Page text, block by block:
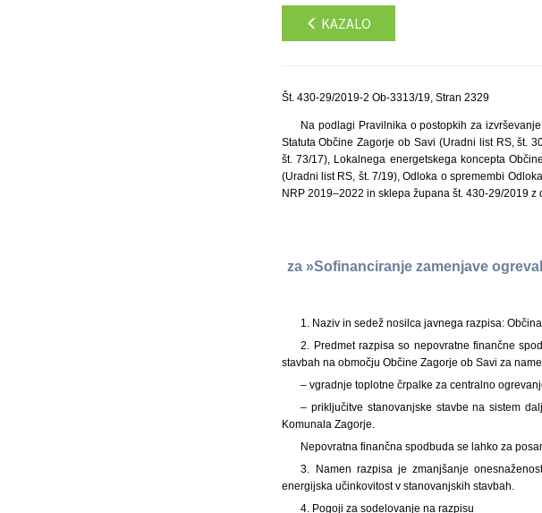
KAZALO
Št. 430-29/2019-2 Ob-3313/19, Stran 2329
Na podlagi Pravilnika o postopkih za
Statuta Občine Zagorje ob Savi (Uradni list RS, št.
št. 73/17), Lokalnega energetskega koncepta
(Uradni list RS, št. 7/19), Odloka o spremembi
NRP 2019–2022 in sklepa župana št. 430-29/2019
za »Sofinanciranje zamenjave
1. Naziv in sedež nosilca javnega razpisa:
2. Predmet razpisa so nepovratne finančne
stavbah na območju Občine Zagorje ob Savi za
– vgradnje toplotne črpalke za centralno
– priključitve stanovanjske stavbe na sistem
Komunala Zagorje.
Nepovratna finančna spodbuda se lahko za
3. Namen razpisa je zmanjšanje
energijska učinkovitost v stanovanjskih stavbah.
4. Pogoji za sodelovanje na razpisu